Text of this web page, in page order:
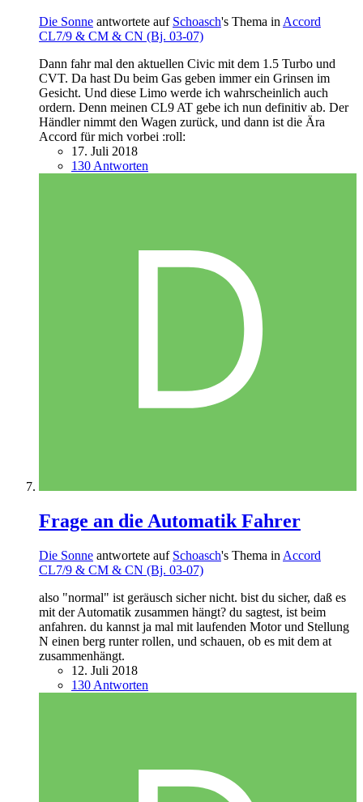
Die Sonne antwortete auf Schoasch's Thema in Accord
CL7/9 & CM & CN (Bj. 03-07)
Dann fahr mal den aktuellen Civic mit dem 1.5 Turbo und
CVT. Da hast Du beim Gas geben immer ein Grinsen im
Gesicht. Und diese Limo werde ich wahrscheinlich auch
ordern. Denn meinen CL9 AT gebe ich nun definitiv ab. Der
Händler nimmt den Wagen zurück, und dann ist die Ära
Accord für mich vorbei :roll:
17. Juli 2018
130 Antworten
Frage an die Automatik Fahrer
Die Sonne antwortete auf Schoasch's Thema in Accord
CL7/9 & CM & CN (Bj. 03-07)
also "normal" ist geräusch sicher nicht. bist du sicher, daß es
mit der Automatik zusammen hängt? du sagtest, ist beim
anfahren. du kannst ja mal mit laufenden Motor und Stellung
N einen berg runter rollen, und schauen, ob es mit dem at
zusammenhängt.
12. Juli 2018
130 Antworten